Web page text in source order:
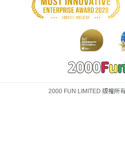
2000 FUN LIMITED 版權所